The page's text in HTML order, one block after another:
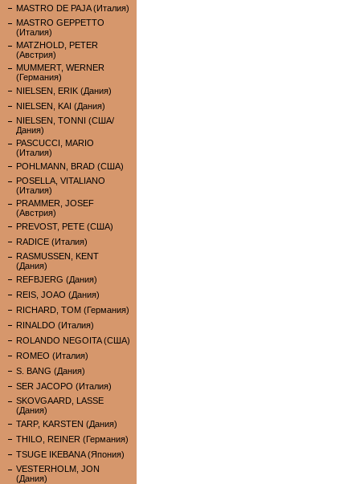
MASTRO DE PAJA (Италия)
MASTRO GEPPETTO
(Италия)
MATZHOLD, PETER
(Австрия)
MUMMERT, WERNER
(Германия)
NIELSEN, ERIK (Дания)
NIELSEN, KAI (Дания)
NIELSEN, TONNI (США/
Дания)
PASCUCCI, MARIO
(Италия)
POHLMANN, BRAD (США)
POSELLA, VITALIANO
(Италия)
PRAMMER, JOSEF
(Австрия)
PREVOST, PETE (США)
RADICE (Италия)
RASMUSSEN, KENT
(Дания)
REFBJERG (Дания)
REIS, JOAO (Дания)
RICHARD, TOM (Германия)
RINALDO (Италия)
ROLANDO NEGOITA (США)
ROMEO (Италия)
S. BANG (Дания)
SER JACOPO (Италия)
SKOVGAARD, LASSE
(Дания)
TARP, KARSTEN (Дания)
THILO, REINER (Германия)
TSUGE IKEBANA (Япония)
VESTERHOLM, JON
(Дания)